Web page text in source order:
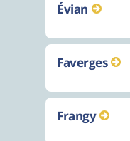
Évian
Faverges
Frangy